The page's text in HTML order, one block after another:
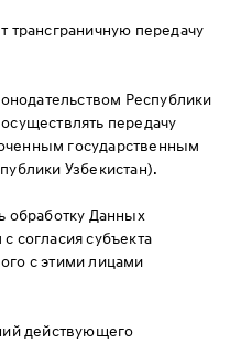
трансграничную передачу
Республики
передачу
государственным
Узбекистан).
обработку Данных
согласия субъекта
с этими лицами
действующего